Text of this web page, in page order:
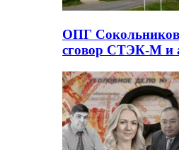
ОПГ
сговор СТЭК-М и